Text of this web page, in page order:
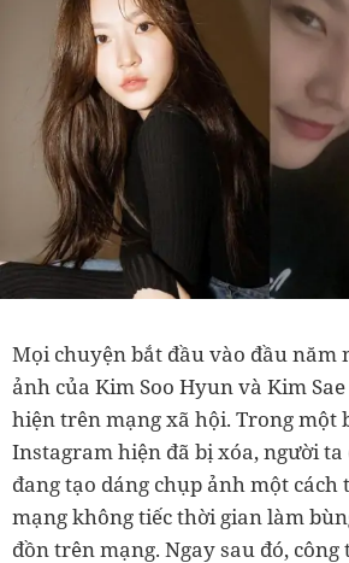
Mọi chuyện bắt đầu vào đầu năm
ảnh của Kim Soo Hyun và Kim
hiện trên mạng xã hội. Trong một
Instagram hiện đã bị xóa, người ta
đang tạo dáng chụp ảnh một cách
mạng không tiếc thời gian làm
đồn trên mạng. Ngay sau đó,